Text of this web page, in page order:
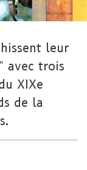
leur
avec trois
XIXe
de la